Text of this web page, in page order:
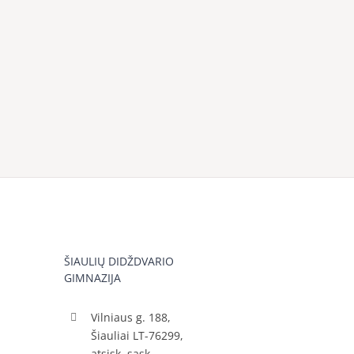
ŠIAULIŲ DIDŽDVARIO
GIMNAZIJA
Vilniaus g. 188,
Šiauliai LT-76299,